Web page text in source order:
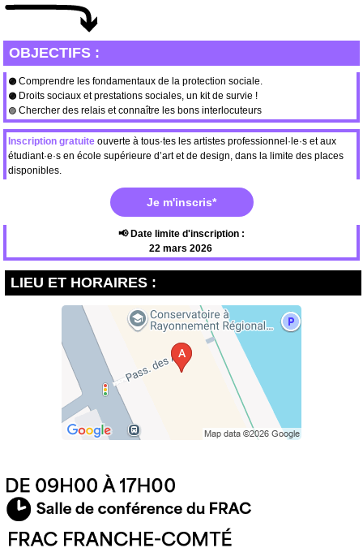
OBJECTIFS :
🟣 Comprendre les fondamentaux de la protection sociale.
🟣 Droits sociaux et prestations sociales, un kit de survie !
🟣 Chercher des relais et connaître les bons interlocuteurs
Inscription gratuite ouverte à tous·tes les artistes professionnel·le·s et aux
étudiant·e·s en école supérieure d’art et de design, dans la limite des places
disponibles.
Je m'inscris*
📢 Date limite d'inscription :
22 mars 2026
LIEU ET HORAIRES :